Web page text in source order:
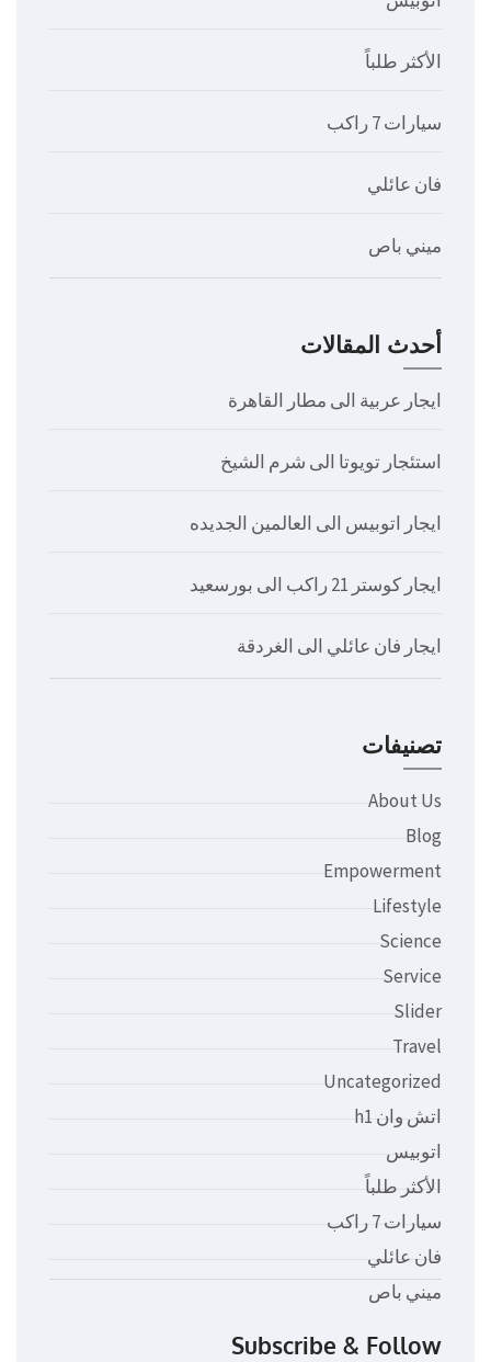
الأكثر طلباً
سيارات 7 راكب
فان عائلي
ميني باص
أحدث المقالات
ايجار عربية الى مطار القاهرة
استئجار تويوتا الى شرم الشيخ
ايجار اتوبيس الى العالمين الجديده
ايجار كوستر 21 راكب الى بورسعيد
ايجار فان عائلي الى الغردقة
تصنيفات
About Us
Blog
Empowerment
Lifestyle
Science
Service
Slider
Travel
Uncategorized
اتش وان h1
اتوبيس
الأكثر طلباً
سيارات 7 راكب
فان عائلي
ميني باص
Subscribe & Follow